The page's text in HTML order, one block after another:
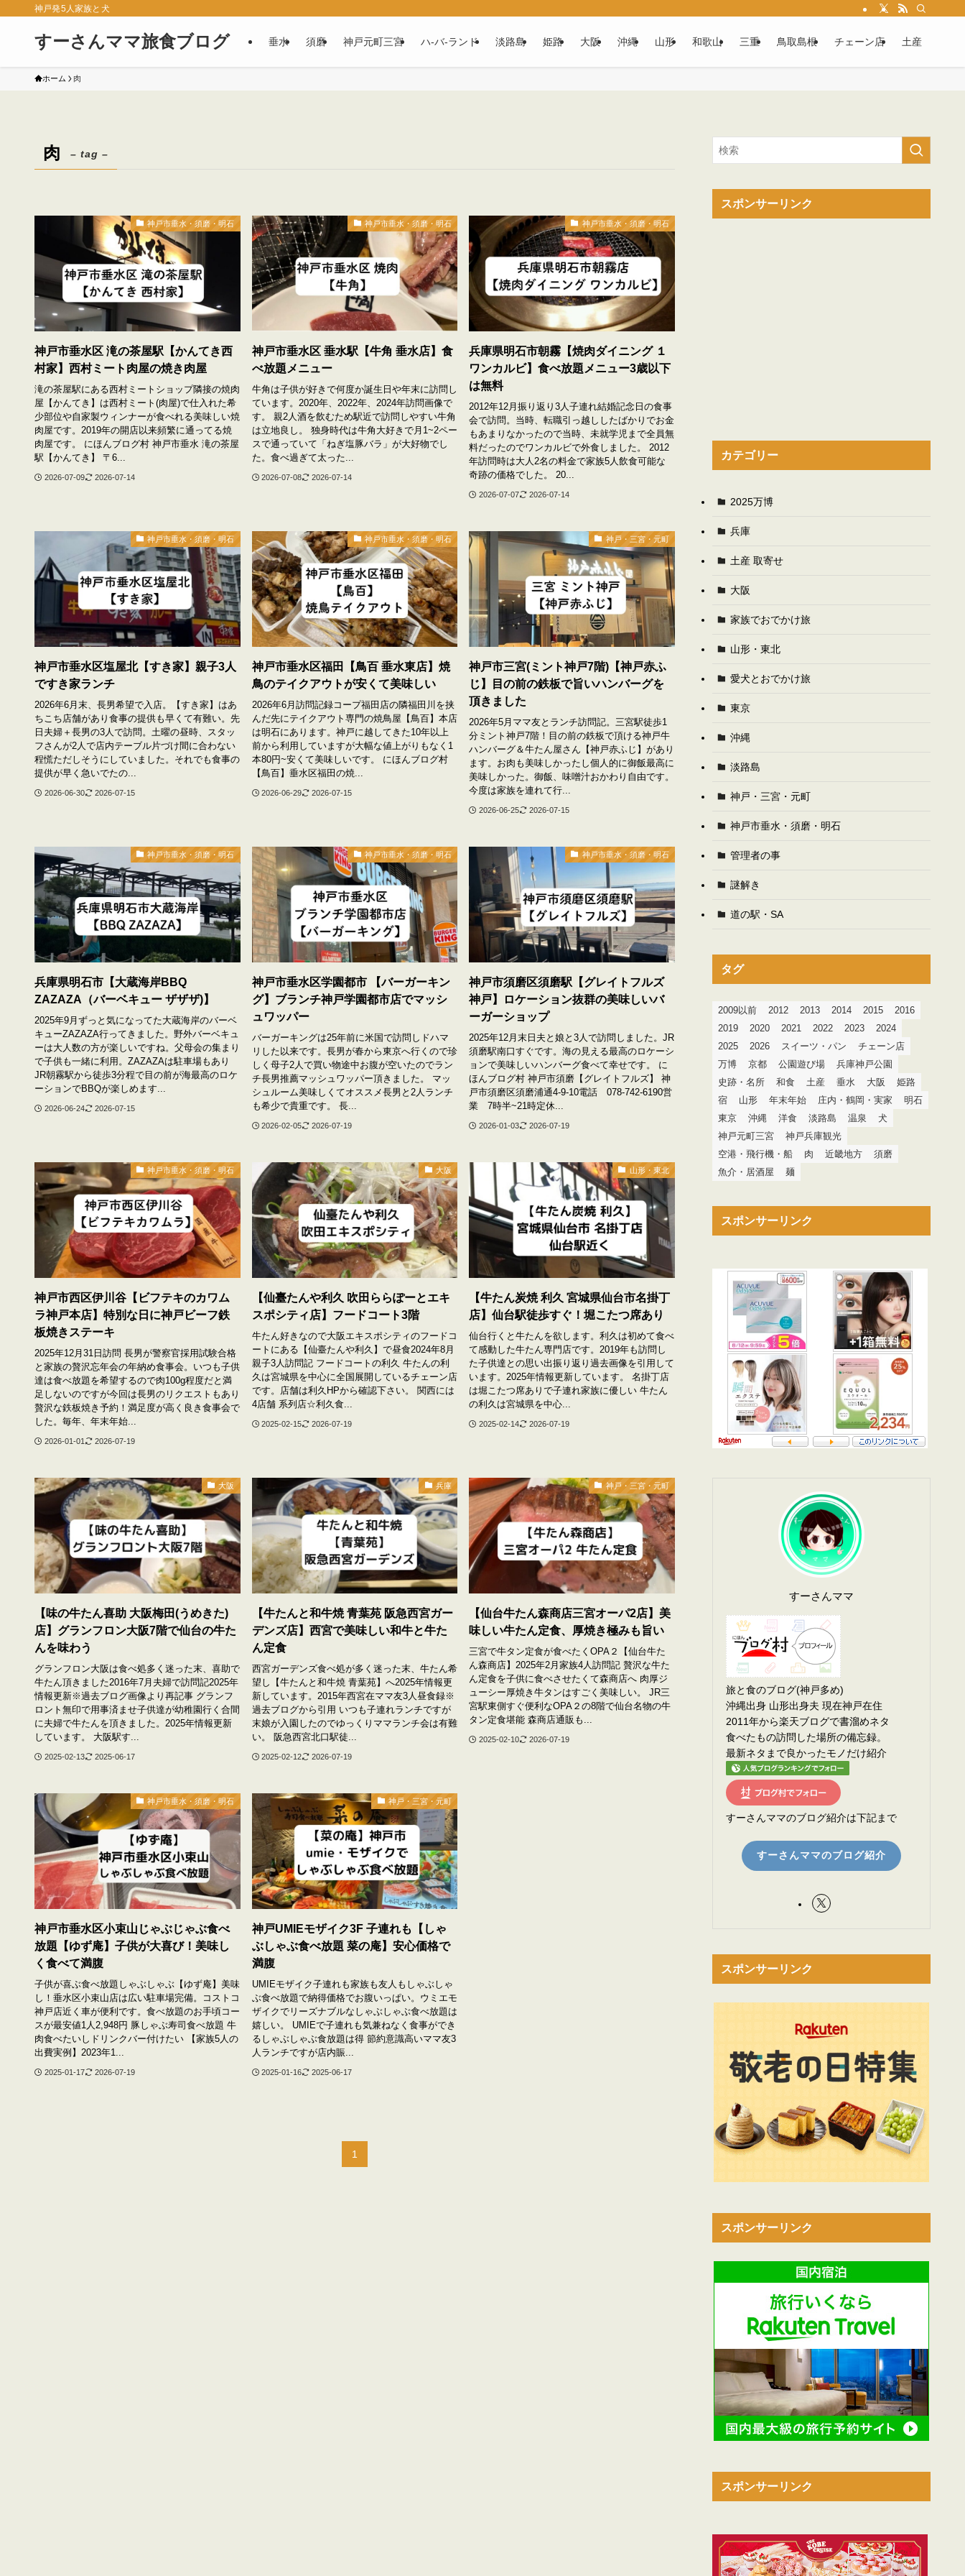
神戸発5人家族と犬
すーさんママ旅食ブログ 垂水 須磨 神戸元町三宮 ハ‐バ‐ランド 淡路島 姫路 大阪 沖縄 山形 和歌山 三重 鳥取島根 チェーン店 土産
ホーム 肉
肉 – tag –
神戸市垂水・須磨・明石
神戸市垂水区 滝の茶屋駅【かんてき西
村家】西村ミート肉屋の焼き肉屋
滝の茶屋駅にある西村ミートショップ隣接の焼肉
屋【かんてき】は西村ミート(肉屋)で仕入れた希
少部位や自家製ウィンナーが食べれる美味しい焼
肉屋です。2019年の開店以来頻繁に通ってる焼
肉屋です。 にほんブログ村 神戸市垂水 滝の茶屋
駅【かんてき】 〒6...
2026-07-09 2026-07-14
神戸市垂水・須磨・明石
神戸市垂水区 垂水駅【牛角 垂水店】食
べ放題メニュー
牛角は子供が好きで何度か誕生日や年末に訪問し
ています。2020年、2022年、2024年訪問画像で
す。 親2人酒を飲むため駅近で訪問しやすい牛角
は立地良し。 独身時代は牛角大好きで月1~2ペー
スで通っていて「ねぎ塩豚バラ」が大好物でし
た。食べ過ぎて太った...
2026-07-08 2026-07-14
神戸市垂水・須磨・明石
兵庫県明石市朝霧【焼肉ダイニング １
ワンカルビ】食べ放題メニュー3歳以下
は無料
2012年12月振り返り3人子連れ結婚記念日の食事
会で訪問。当時、転職引っ越ししたばかりでお金
もあまりなかったので当時、未就学児まで全員無
料だったのでワンカルビで外食しました。 2012
年訪問時は大人2名の料金で家族5人飲食可能な
奇跡の価格でした。 20...
2026-07-07 2026-07-14
神戸市垂水・須磨・明石
神戸市垂水区塩屋北【すき家】親子3人
ですき家ランチ
2026年6月末、長男希望で入店。【すき家】はあ
ちこち店舗があり食事の提供も早くて有難い。先
日夫婦＋長男の3人で訪問。土曜の昼時、スタッ
フさんが2人で店内テーブル片づけ間に合わない
程慌ただしそうにしていました。それでも食事の
提供が早く急いでたの...
2026-06-30 2026-07-15
神戸市垂水・須磨・明石
神戸市垂水区福田【鳥百 垂水東店】焼
鳥のテイクアウトが安くて美味しい
2026年6月訪問記録コープ福田店の隣福田川を挟
んだ先にテイクアウト専門の焼鳥屋【鳥百】本店
は明石にあります。神戸に越してきた10年以上
前から利用していますが大幅な値上がりもなく1
本80円~安くて美味しいです。 にほんブログ村
【鳥百】垂水区福田の焼...
2026-06-29 2026-07-15
神戸・三宮・元町
神戸市三宮(ミント神戸7階)【神戸赤ふ
じ】目の前の鉄板で旨いハンバーグを
頂きました
2026年5月ママ友とランチ訪問記。三宮駅徒歩1
分ミント神戸7階！目の前の鉄板で頂ける神戸牛
ハンバーグ＆牛たん屋さん【神戸赤ふじ】があり
ます。お肉も美味しかったし個人的に御飯最高に
美味しかった。御飯、味噌汁おかわり自由です。
今度は家族を連れて行...
2026-06-25 2026-07-15
神戸市垂水・須磨・明石
兵庫県明石市【大蔵海岸BBQ
ZAZAZA（バーベキュー ザザザ)】
2025年9月ずっと気になってた大蔵海岸のバーベ
キューZAZAZA行ってきました。野外バーベキュ
ーは大人数の方が楽しいですね。父母会の集まり
で子供も一緒に利用。ZAZAZAは駐車場もあり
JR朝霧駅から徒歩3分程で目の前が海最高のロケ
ーションでBBQが楽しめます...
2026-06-24 2026-07-15
神戸市垂水・須磨・明石
神戸市垂水区学園都市 【バーガーキン
グ】ブランチ神戸学園都市店でマッシ
ュワッパー
バーガーキングは25年前に米国で訪問しドハマ
リした以来です。長男が春から東京へ行くので珍
しく母子2人で買い物途中お腹が空いたのでラン
チ長男推薦マッシュワッパー頂きました。 マッ
シュルーム美味しくてオススメ長男と2人ランチ
も希少で貴重です。 長...
2026-02-05 2026-07-19
神戸市垂水・須磨・明石
神戸市須磨区須磨駅【グレイトフルズ
神戸】ロケーション抜群の美味しいバ
ーガーショップ
2025年12月末日夫と娘と3人で訪問しました。JR
須磨駅南口すぐです。海の見える最高のロケーシ
ョンで美味しいハンバーグ食べて幸せです。 に
ほんブログ村 神戸市須磨【グレイトフルズ】 神
戸市須磨区須磨浦通4-9-10電話 078-742-6190営
業 7時半~21時定休...
2026-01-03 2026-07-19
神戸市垂水・須磨・明石
神戸市西区伊川谷【ビフテキのカワム
ラ神戸本店】特別な日に神戸ビーフ鉄
板焼きステーキ
2025年12月31日訪問 長男が警察官採用試験合格
と家族の贅沢忘年会の年納め食事会。いつも子供
達は食べ放題を希望するので肉100g程度だと満
足しないのですが今回は長男のリクエストもあり
贅沢な鉄板焼き予約！満足度が高く良き食事会で
した。毎年、年末年始...
2026-01-01 2026-07-19
大阪
【仙臺たんや利久 吹田ららぽーとエキ
スポシティ店】フードコート3階
牛たん好きなので大阪エキスポシティのフードコ
ートにある【仙臺たんや利久】で昼食2024年8月
親子3人訪問記 フードコートの利久 牛たんの利
久は宮城県を中心に全国展開しているチェーン店
です。店舗は利久HPから確認下さい。 関西には
4店舗 系列店☆利久食...
2025-02-15 2026-07-19
山形・東北
【牛たん炭焼 利久 宮城県仙台市名掛丁
店】仙台駅徒歩すぐ！堀こたつ席あり
仙台行くと牛たんを欲します。利久は初めて食べ
て感動した牛たん専門店です。2019年も訪問し
た子供達との思い出振り返り過去画像を引用して
います。2025年情報更新しています。 名掛丁店
は堀こたつ席ありで子連れ家族に優しい 牛たん
の利久は宮城県を中心...
2025-02-14 2026-07-19
大阪
【味の牛たん喜助 大阪梅田(うめきた)
店】グランフロン大阪7階で仙台の牛た
んを味わう
グランフロン大阪は食べ処多く迷った末、喜助で
牛たん頂きました2016年7月夫婦で訪問記2025年
情報更新※過去ブログ画像より再記事 グランフ
ロント無印で用事済ませ子供達が幼稚園行く合間
に夫婦で牛たんを頂きました。2025年情報更新
しています。 大阪駅す...
2025-02-13 2025-06-17
兵庫
【牛たんと和牛焼 青葉苑 阪急西宮ガー
デンズ店】西宮で美味しい和牛と牛た
ん定食
西宮ガーデンズ食べ処が多く迷った末、牛たん希
望し【牛たんと和牛焼 青葉苑】へ2025年情報更
新しています。2015年西宮在ママ友3人昼食録※
過去ブログから引用 いつも子連れランチですが
末娘が入園したのでゆっくりママランチ会は有難
い。 阪急西宮北口駅徒...
2025-02-12 2026-07-19
神戸・三宮・元町
【仙台牛たん森商店三宮オーパ2店】美
味しい牛たん定食、厚焼き極みも旨い
三宮で牛タン定食が食べたくOPA２【仙台牛た
ん森商店】2025年2月家族4人訪問記 贅沢な牛た
ん定食を子供に食べさせたくて森商店へ 肉厚ジ
ューシー厚焼き牛タンはすごく美味しい。 JR三
宮駅東側すぐ便利なOPA２の8階で仙台名物の牛
タン定食堪能 森商店通販も...
2025-02-10 2026-07-19
神戸市垂水・須磨・明石
神戸市垂水区小束山じゃぶじゃぶ食べ
放題【ゆず庵】子供が大喜び！美味し
く食べて満腹
子供が喜ぶ食べ放題しゃぶしゃぶ【ゆず庵】美味
し！垂水区小束山店は広い駐車場完備。コストコ
神戸店近く車が便利です。食べ放題のお手頃コー
スが最安値1人2,948円 豚しゃぶ寿司食べ放題 牛
肉食べたいしドリンクバー付けたい 【家族5人の
出費実例】2023年1...
2025-01-17 2026-07-19
神戸・三宮・元町
神戸UMIEモザイク3F 子連れも【しゃ
ぶしゃぶ食べ放題 菜の庵】安心価格で
満腹
UMIEモザイク子連れも家族も友人もしゃぶしゃ
ぶ食べ放題で納得価格でお腹いっぱい。ウミエモ
ザイクでリーズナブルなしゃぶしゃぶ食べ放題は
嬉しい。 UMIEで子連れも気兼ねなく食事ができ
るしゃぶしゃぶ食放題は得 節約意識高いママ友3
人ランチですが店内賑...
2025-01-16 2025-06-17
1
スポンサーリンク
カテゴリー
2025万博
兵庫
土産 取寄せ
大阪
家族でおでかけ旅
山形・東北
愛犬とおでかけ旅
東京
沖縄
淡路島
神戸・三宮・元町
神戸市垂水・須磨・明石
管理者の事
謎解き
道の駅・SA
タグ
2009以前 2012 2013 2014 2015
2016
2019
2020 2021 2022 2023
2024
2025
2026 スイーツ・パン
チェーン店
万博
京都 公園遊び場
兵庫神戸公園
史跡・名所
和食 土産 垂水 大阪
姫路
宿
山形 年末年始 庄内・鶴岡・実家
明石
東京
沖縄 洋食 淡路島 温泉
犬
神戸元町三宮
神戸兵庫観光
空港・飛行機・船
肉 近畿地方
須磨
魚介・居酒屋
麺
スポンサーリンク
すーさんママ
旅と食のブログ(神戸多め)
沖縄出身 山形出身夫 現在神戸在住
2011年から楽天ブログで書溜めネタ
食べたもの訪問した場所の備忘録。
最新ネタまで良かったモノだけ紹介
すーさんママのブログ紹介は下記まで
すーさんママのブログ紹介
スポンサーリンク
スポンサーリンク
スポンサーリンク